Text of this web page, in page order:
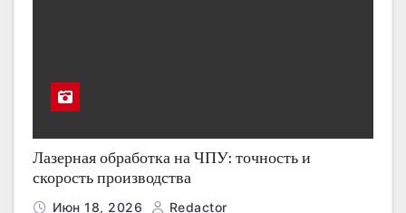
Лазерная обработка на ЧПУ: точность и
скорость производства
Июн 18, 2026 Redactor